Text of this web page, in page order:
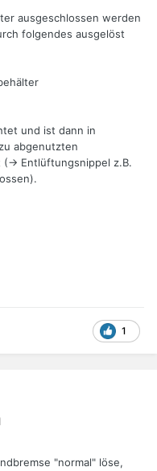
ausgeschlossen werden
folgendes ausgelöst
und ist dann in
abgenutzten
> Entlüftungsnippel z.B.
1
"normal" löse,